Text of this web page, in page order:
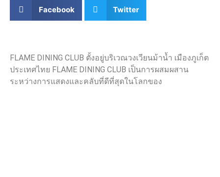
Facebook Twitter
FLAME DINING CLUB ตั้งอยู่บริเวณวงเวียนม้าน้ำ เมืองภูเก็ต
ประเทศไทย FLAME DINING CLUB เป็นการผสมผสาน
ระหว่างการแสดงและคลับที่ดีที่สุดในโลกของ